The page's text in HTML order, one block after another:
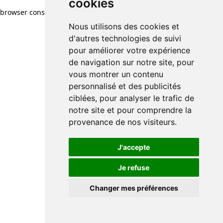
cookies
Nous utilisons des cookies et
d'autres technologies de suivi
pour améliorer votre expérience
de navigation sur notre site, pour
vous montrer un contenu
personnalisé et des publicités
ciblées, pour analyser le trafic de
notre site et pour comprendre la
provenance de nos visiteurs.
J'accepte
Je refuse
Changer mes préférences
browser console for more information)